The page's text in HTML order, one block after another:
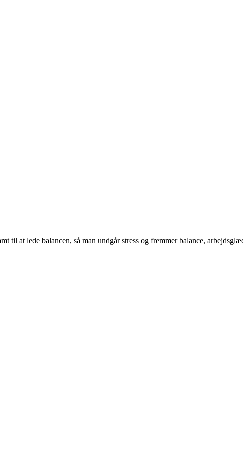
at lede balancen, så man undgår stress og fremmer balance,